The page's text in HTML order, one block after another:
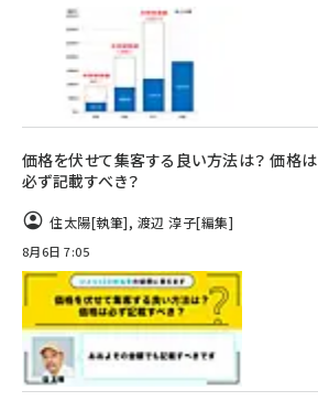
価格を伏せて集客する良い方法は？ 価格は
必ず記載すべき？
住太陽[執筆], 渡辺 淳子[編集]
8月6日 7:05